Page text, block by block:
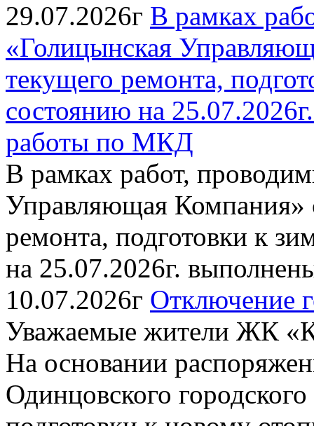
29.07.2026г В рамках
«Голицынская
текущего ремонта,
состоянию на
работы по МКД
В рамках работ,
Управляющая Компания»
ремонта, подготовки к
на 25.07.2026г.
10.07.2026г Отключение
Уважаемые жители ЖК
На основании
Одинцовского